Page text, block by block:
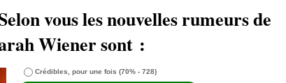
vous les nouvelles rumeurs de
Wiener sont :
Crédibles, pour une fois (70% - 728)